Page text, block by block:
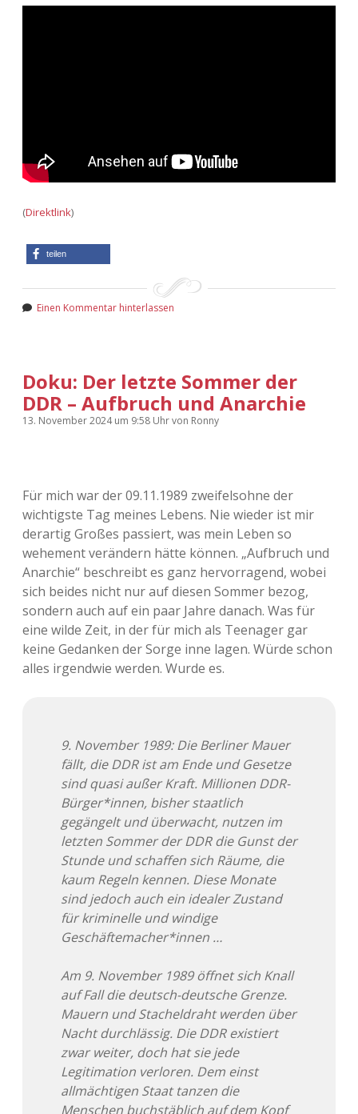
(Direktlink)
teilen
Einen Kommentar hinterlassen
Doku: Der letzte Sommer der
DDR – Aufbruch und Anarchie
13. November 2024um 9:58 Uhrvon Ronny
Für mich war der 09.11.1989 zweifelsohne der
wichtigste Tag meines Lebens. Nie wieder ist mir
derartig Großes passiert, was mein Leben so
wehement verändern hätte können. „Aufbruch und
Anarchie“ beschreibt es ganz hervorragend, wobei
sich beides nicht nur auf diesen Sommer bezog,
sondern auch auf ein paar Jahre danach. Was für
eine wilde Zeit, in der für mich als Teenager gar
keine Gedanken der Sorge inne lagen. Würde schon
alles irgendwie werden. Wurde es.
9. November 1989: Die Berliner Mauer
fällt, die DDR ist am Ende und Gesetze
sind quasi außer Kraft. Millionen DDR-
Bürger*innen, bisher staatlich
gegängelt und überwacht, nutzen im
letzten Sommer der DDR die Gunst der
Stunde und schaffen sich Räume, die
kaum Regeln kennen. Diese Monate
sind jedoch auch ein idealer Zustand
für kriminelle und windige
Geschäftemacher*innen …
Am 9. November 1989 öffnet sich Knall
auf Fall die deutsch-deutsche Grenze.
Mauern und Stacheldraht werden über
Nacht durchlässig. Die DDR existiert
zwar weiter, doch hat sie jede
Legitimation verloren. Dem einst
allmächtigen Staat tanzen die
Menschen buchstäblich auf dem Kopf